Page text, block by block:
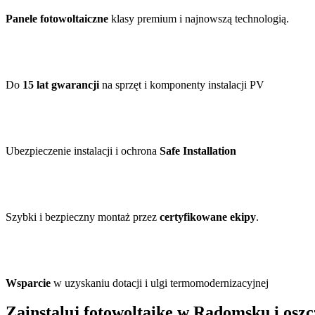
Panele fotowoltaiczne klasy premium i najnowszą technologią.
Do 15 lat gwarancji na sprzęt i komponenty instalacji PV
Ubezpieczenie instalacji i ochrona Safe Installation
Szybki i bezpieczny montaż przez certyfikowane ekipy.
Wsparcie w uzyskaniu dotacji i ulgi termomodernizacyjnej